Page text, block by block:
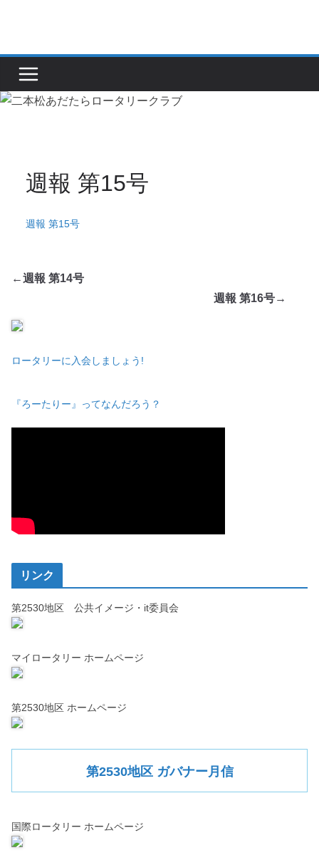
ツ
週報 第15号
週報 第15号
←週報 第14号
週報 第16号→
ロータリーに入会しましょう!
『ろーたりー』ってなんだろう？
リンク
第2530地区 公共イメージ・it委員会
マイロータリー ホームページ
第2530地区 ホームページ
第2530地区 ガバナー月信
国際ロータリー ホームページ